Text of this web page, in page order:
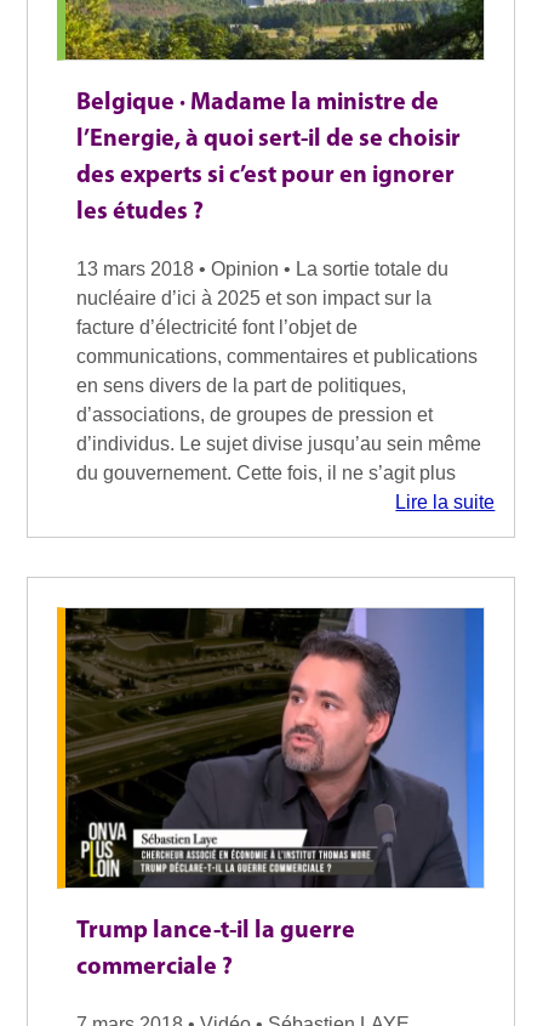
Belgique · Madame la ministre de
l’Energie, à quoi sert-il de se choisir
des experts si c’est pour en ignorer
les études ?
13 mars 2018 • Opinion • La sortie totale du
nucléaire d’ici à 2025 et son impact sur la
facture d’électricité font l’objet de
communications, commentaires et publications
en sens divers de la part de politiques,
d’associations, de groupes de pression et
d’individus. Le sujet divise jusqu’au sein même
du gouvernement. Cette fois, il ne s’agit plus
Lire la suite
Trump lance-t-il la guerre
commerciale ?